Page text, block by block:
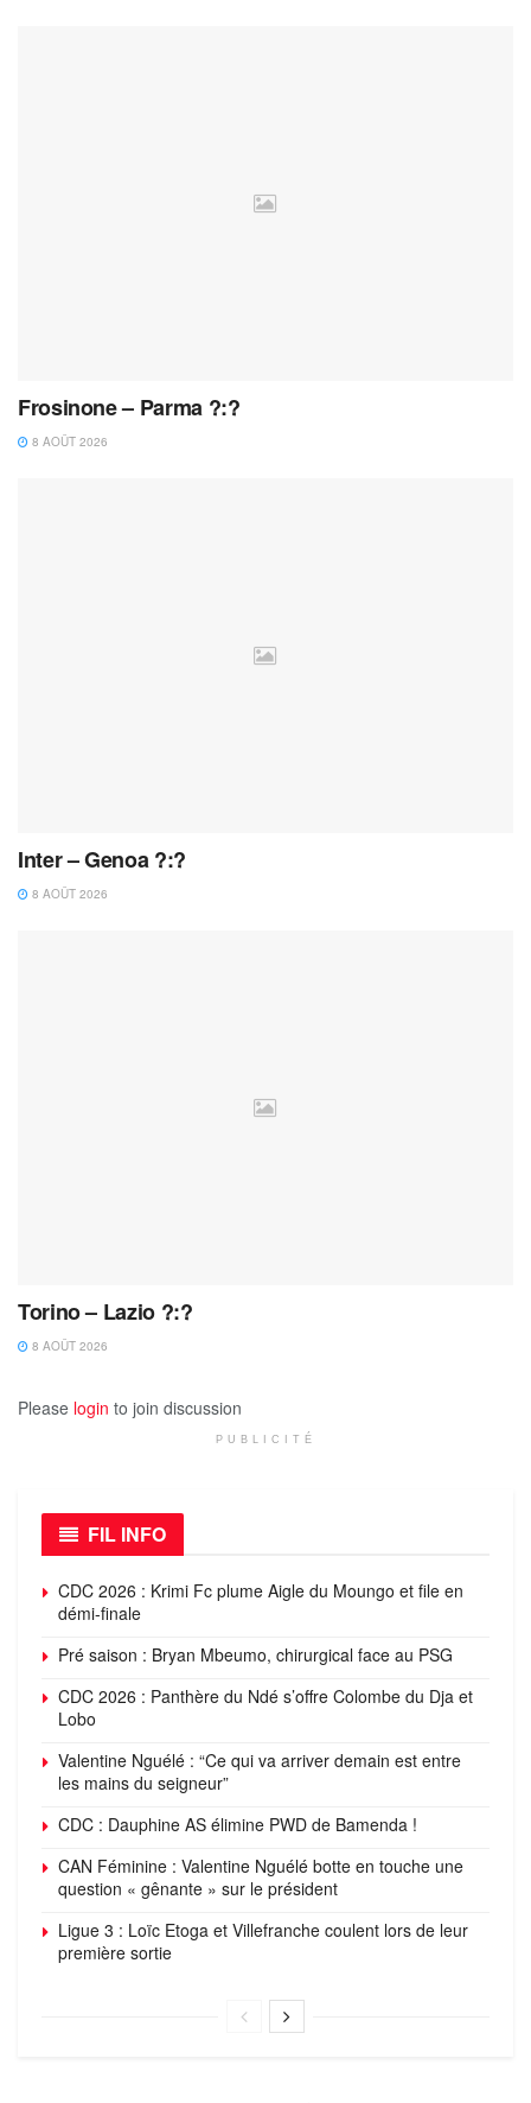
Frosinone – Parma ?:?
8 AOÛT 2026
Inter – Genoa ?:?
8 AOÛT 2026
Torino – Lazio ?:?
8 AOÛT 2026
Please login to join discussion
PUBLICITÉ
FIL INFO
CDC 2026 : Krimi Fc plume Aigle du Moungo et file en
démi-finale
Pré saison : Bryan Mbeumo, chirurgical face au PSG
CDC 2026 : Panthère du Ndé s’offre Colombe du Dja et
Lobo
Valentine Nguélé : “Ce qui va arriver demain est entre
les mains du seigneur”
CDC : Dauphine AS élimine PWD de Bamenda !
CAN Féminine : Valentine Nguélé botte en touche une
question « gênante » sur le président
Ligue 3 : Loïc Etoga et Villefranche coulent lors de leur
première sortie